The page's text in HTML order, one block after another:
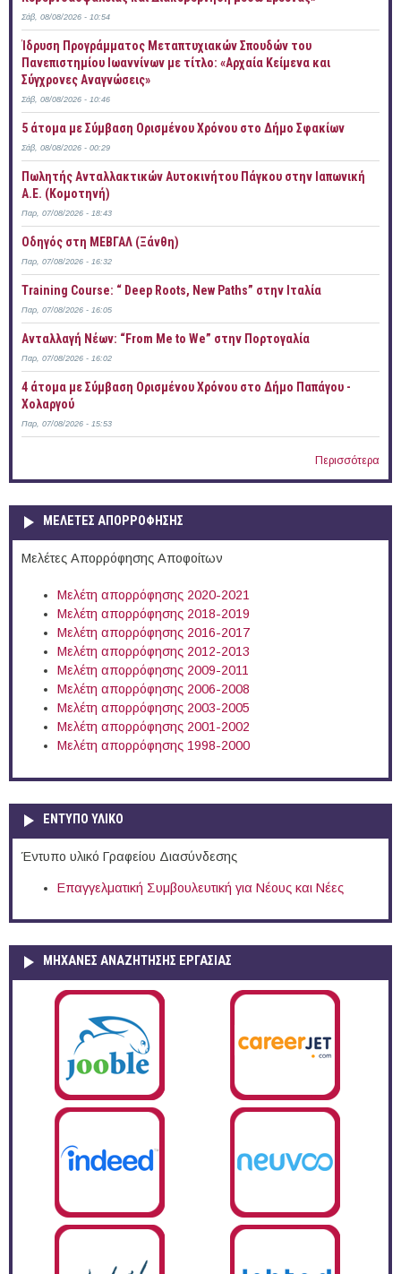
Σάβ, 08/08/2026 - 10:54
Ίδρυση Προγράμματος Μεταπτυχιακών Σπουδών του
Πανεπιστημίου Ιωαννίνων με τίτλο: «Αρχαία Κείμενα και
Σύγχρονες Αναγνώσεις»
Σάβ, 08/08/2026 - 10:46
5 άτομα με Σύμβαση Ορισμένου Χρόνου στο Δήμο Σφακίων
Σάβ, 08/08/2026 - 00:29
Πωλητής Ανταλλακτικών Αυτοκινήτου Πάγκου στην Ιαπωνική
Α.Ε. (Κομοτηνή)
Παρ, 07/08/2026 - 18:43
Οδηγός στη ΜΕΒΓΑΛ (Ξάνθη)
Παρ, 07/08/2026 - 16:32
Training Course: “ Deep Roots, New Paths” στην Ιταλία
Παρ, 07/08/2026 - 16:05
Ανταλλαγή Νέων: “From Me to We” στην Πορτογαλία
Παρ, 07/08/2026 - 16:02
4 άτομα με Σύμβαση Ορισμένου Χρόνου στο Δήμο Παπάγου -
Χολαργού
Παρ, 07/08/2026 - 15:53
Περισσότερα
ΜΕΛΕΤΕΣ ΑΠΟΡΡΟΦΗΣΗΣ
Μελέτες Απορρόφησης Αποφοίτων
Μελέτη απορρόφησης 2020-2021
Μελέτη απορρόφησης 2018-2019
Μελέτη απορρόφησης 2016-2017
Μελέτη απορρόφησης 2012-2013
Μελέτη απορρόφησης 2009-2011
Μελέτη απορρόφησης 2006-2008
Μελέτη απορρόφησης 2003-2005
Μελέτη απορρόφησης 2001-2002
Μελέτη απορρόφησης 1998-2000
ΕΝΤΥΠΟ ΥΛΙΚΟ
Έντυπο υλικό Γραφείου Διασύνδεσης
Επαγγελματική Συμβουλευτική για Νέους και Νέες
ΜΗΧΑΝΕΣ ΑΝΑΖΗΤΗΣΗΣ ΕΡΓΑΣΙΑΣ